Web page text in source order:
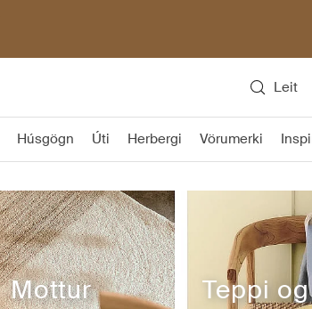
Leit
Húsgögn Úti Herbergi Vörumerki
Mottur Teppi